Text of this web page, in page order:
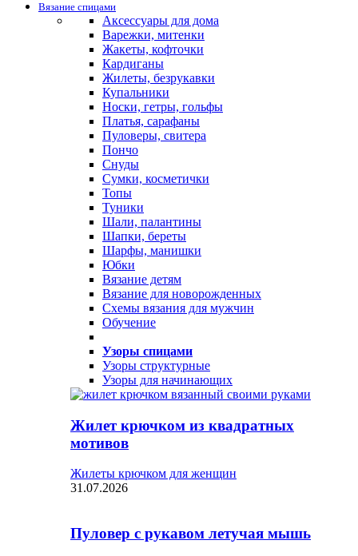
Вязание спицами
Аксессуары для дома
Варежки, митенки
Жакеты, кофточки
Кардиганы
Жилеты, безрукавки
Купальники
Носки, гетры, гольфы
Платья, сарафаны
Пуловеры, свитера
Пончо
Снуды
Сумки, косметички
Топы
Туники
Шали, палантины
Шапки, береты
Шарфы, манишки
Юбки
Вязание детям
Вязание для новорожденных
Схемы вязания для мужчин
Обучение
Узоры спицами
Узоры структурные
Узоры для начинающих
Жилет крючком из квадратных
мотивов
Жилеты крючком для женщин
31.07.2026
Пуловер с рукавом летучая мышь